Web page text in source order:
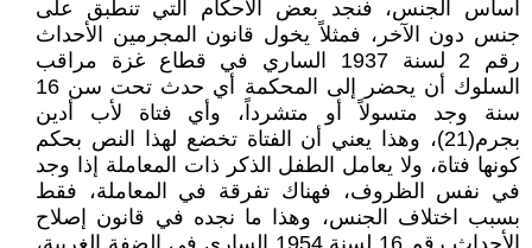
أساس الجنس، فنجد بعض الأحكام التي تنطبق على
جنس دون الآخر، فمثلاً يخول قانون المجرمين الأحداث
رقم 2 لسنة 1937 الساري في قطاع غزة مراقب
السلوك أن يحضر إلى المحكمة أي حدث تحت سن 16
سنة وجد متسولاً أو متشرداً، وأي فتاة لأب أدين
بجرم(21)، وهذا يعني أن الفتاة تخضع لهذا النص بحكم
كونها فتاة، ولا يعامل الطفل الذكر ذات المعاملة إذا وجد
في نفس الظروف، فهناك تفرقة في المعاملة، فقط
بسبب اختلاف الجنس، وهذا ما نجده في قانون إصلاح